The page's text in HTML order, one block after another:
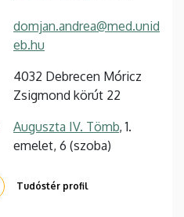
domjan.andrea@med.unid
eb.hu
4032 Debrecen Móricz
Zsigmond körút 22
Auguszta IV. Tömb, 1.
emelet, 6 (szoba)
Tudóstér profil